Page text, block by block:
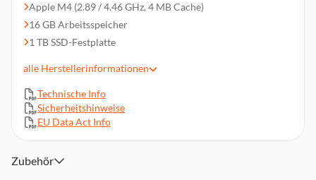
Apple M4 (2.89 / 4.46 GHz, 4 MB Cache)
16 GB Arbeitsspeicher
1 TB SSD-Festplatte
playPort 1.4 via USB-C), MagSafe 3 Ladeanschluss
macOS
WLAN 6E (802.11ax), Bluetooth 5.3
alle Herstellerinformationen
Technische Info
Sicherheitshinweise
EU Data Act Info
Zubehör